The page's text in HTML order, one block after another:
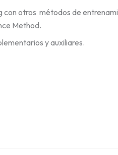
con otros métodos de
Method.
y auxiliares.